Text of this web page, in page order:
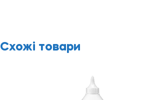
Схожі товари